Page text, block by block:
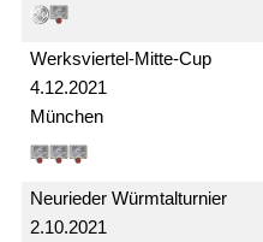
4.12.2021
Werksviertel-Mitte-Cup
München
2.10.2021
Neurieder Würmtal­turnier